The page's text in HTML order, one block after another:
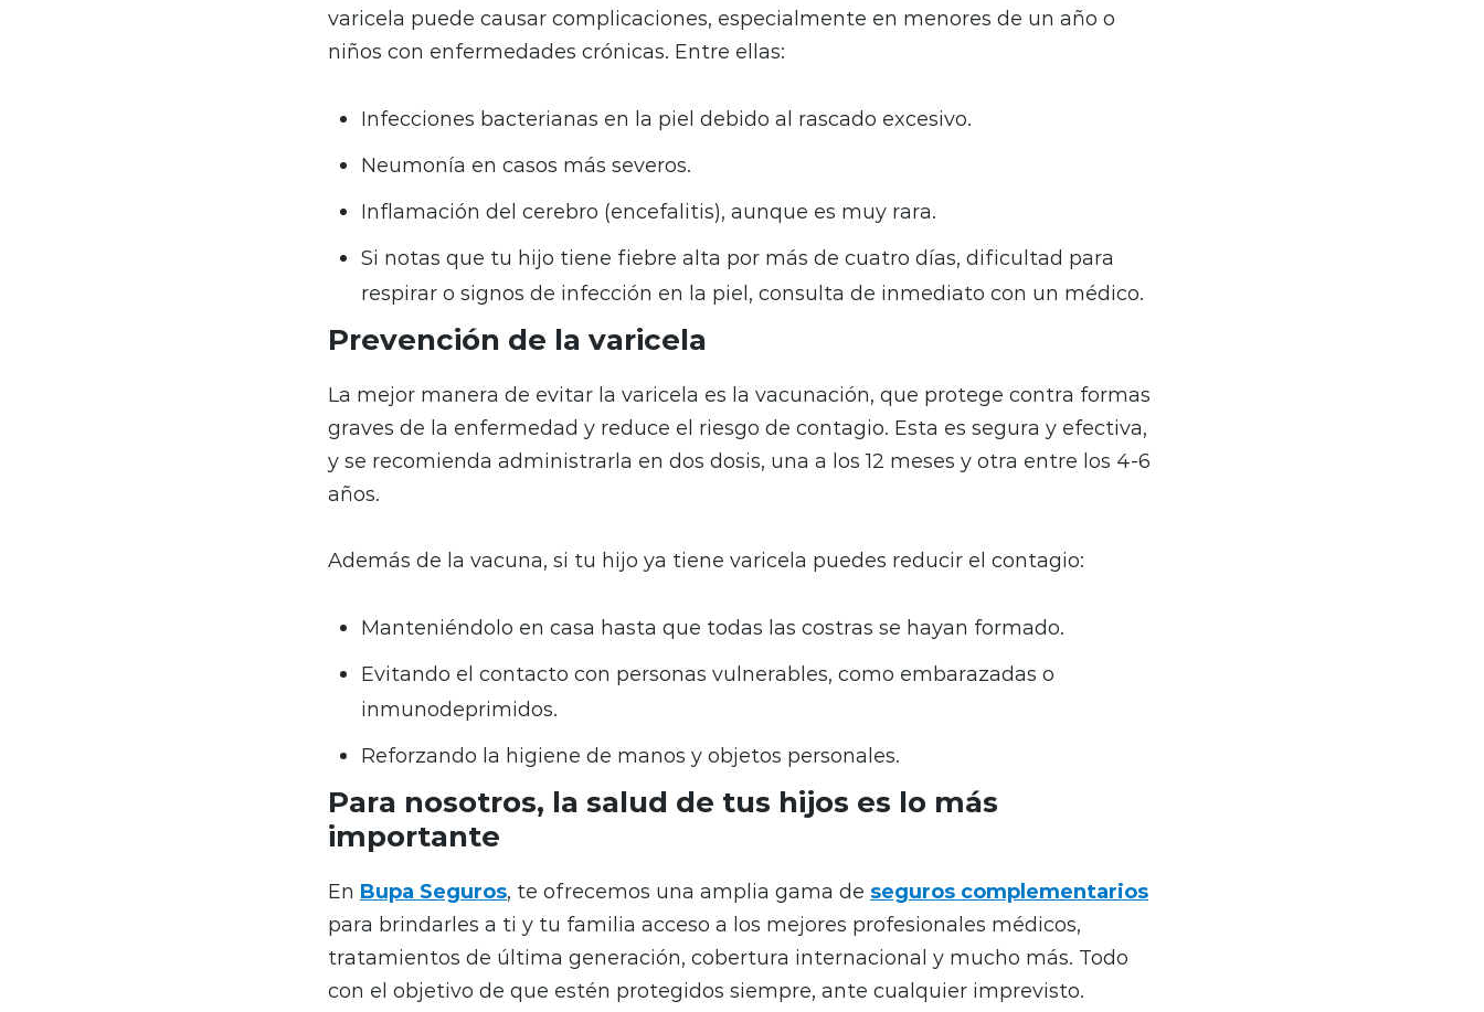
varicela puede causar complicaciones, especialmente en menores de un año o
niños con enfermedades crónicas. Entre ellas:
Infecciones bacterianas en la piel debido al rascado excesivo.
Neumonía en casos más severos.
Inflamación del cerebro (encefalitis), aunque es muy rara.
Si notas que tu hijo tiene fiebre alta por más de cuatro días, dificultad para
respirar o signos de infección en la piel, consulta de inmediato con un médico.
Prevención de la varicela
La mejor manera de evitar la varicela es la vacunación, que protege contra formas
graves de la enfermedad y reduce el riesgo de contagio. Esta es segura y efectiva,
y se recomienda administrarla en dos dosis, una a los 12 meses y otra entre los 4-6
años.
Además de la vacuna, si tu hijo ya tiene varicela puedes reducir el contagio:
Manteniéndolo en casa hasta que todas las costras se hayan formado.
Evitando el contacto con personas vulnerables, como embarazadas o
inmunodeprimidos.
Reforzando la higiene de manos y objetos personales.
Para nosotros, la salud de tus hijos es lo más
importante
En Bupa Seguros, te ofrecemos una amplia gama de seguros complementarios
para brindarles a ti y tu familia acceso a los mejores profesionales médicos,
tratamientos de última generación, cobertura internacional y mucho más. Todo
con el objetivo de que estén protegidos siempre, ante cualquier imprevisto.